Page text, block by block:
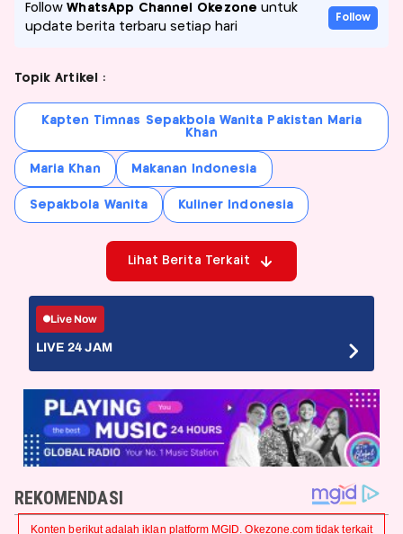
FollowWhatsApp Channel Okezone untuk
update berita terbaru setiap hari
Follow
Topik Artikel :
Kapten Timnas Sepakbola Wanita Pakistan Maria
Khan
Maria Khan Makanan Indonesia
Sepakbola Wanita Kuliner Indonesia
Lihat Berita Terkait
Live Now
LIVE 24 JAM